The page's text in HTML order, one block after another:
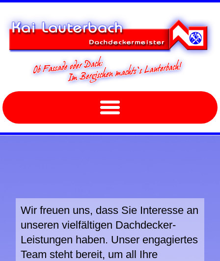
Wir freuen uns, dass Sie Interesse an
unseren vielfältigen Dachdecker-
Leistungen haben. Unser engagiertes
Team steht bereit, um all Ihre